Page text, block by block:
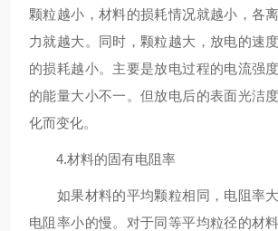
颗粒越小，材料的损耗情况就越小，各
力就越大。同时，颗粒越大，放电的速
的损耗越小。主要是放电过程的电流强
的能量大小不一。但放电后的表面光洁
化而变化。
4.材料的固有电阻率
如果材料的平均颗粒相同，电阻率大
电阻率小的慢。对于同等平均粒径的材